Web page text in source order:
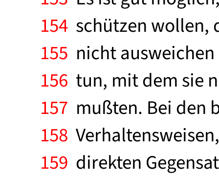
154 schützen wollen,
155 nicht
156 tun, mit dem sie
157 mußten. Bei den
158
159 direkten